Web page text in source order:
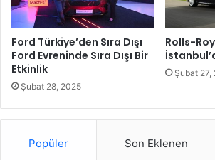
t
e
r
i
D
ğ
o
a
’
d
a
ç
Ford Türkiye’den Sıra Dışı
Ford Evreninde Sıra Dışı Bir
Etkinlik
Şubat 28, 2025
Rolls-
Şubat 27,
Popüler Son Eklenen